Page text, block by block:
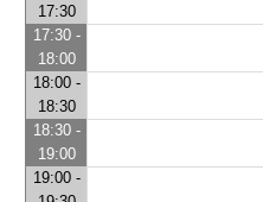
17:30
17:30 -
18:00
18:00 -
18:30
18:30 -
19:00
19:00 -